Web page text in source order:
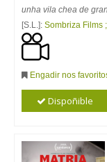
unha vila chea de
[S.L.]: Sombriza Films
Engadir nos
Dispoñible